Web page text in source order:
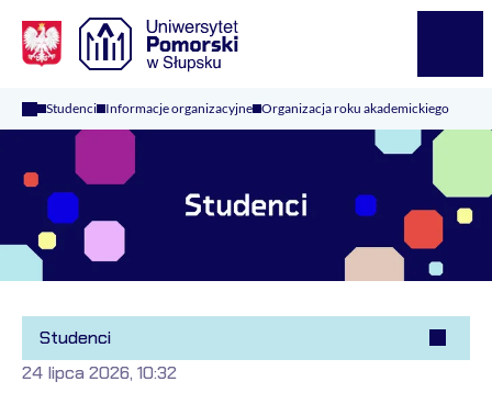
Studenci Informacje organizacyjne Organizacja roku akademickiego
Studenci
24 lipca 2026, 10:32